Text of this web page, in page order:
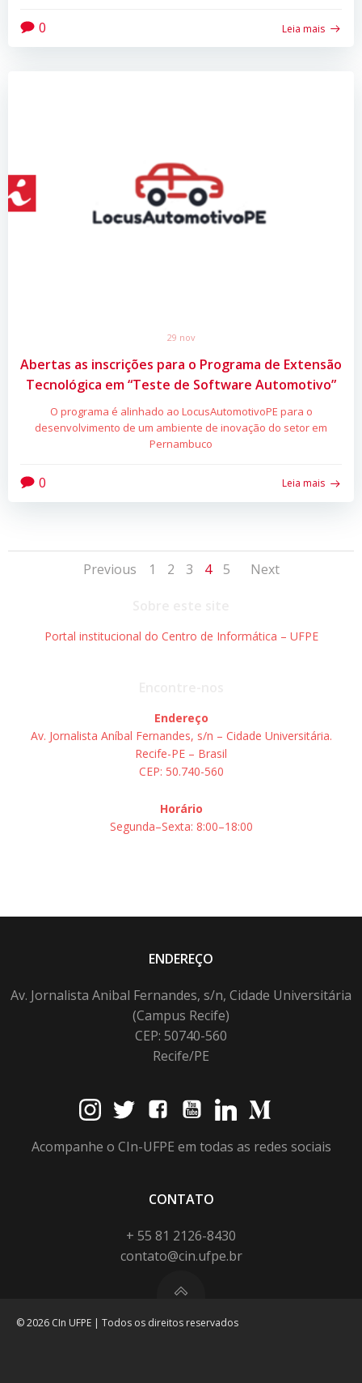
0 Leia mais
29 nov
Abertas as inscrições para o Programa de Extensão
Tecnológica em “Teste de Software Automotivo”
O programa é alinhado ao LocusAutomotivoPE para o
desenvolvimento de um ambiente de inovação do setor em
Pernambuco
0 Leia mais
Posts
Previous
Posts
Page
1 Page
2 Page
3 Page
4 Page
5
Posts
Next
Portal institucional do Centro de Informática – UFPE
Endereço
Av. Jornalista Aníbal Fernandes, s/n – Cidade Universitária.
Recife-PE – Brasil
CEP: 50.740-560
Horário
Segunda–Sexta: 8:00–18:00
ENDEREÇO
Av. Jornalista Anibal Fernandes, s/n, Cidade Universitária
(Campus Recife)
CEP: 50740-560
Recife/PE
Acompanhe o CIn-UFPE em todas as redes sociais
CONTATO
+ 55 81 2126-8430
contato@cin.ufpe.br
© 2026 CIn UFPE | Todos os direitos reservados